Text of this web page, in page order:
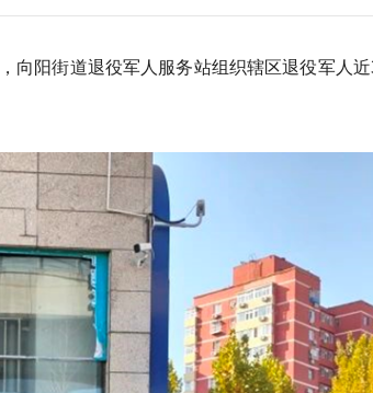
向阳街道退役军人服务站组织辖区退役军人